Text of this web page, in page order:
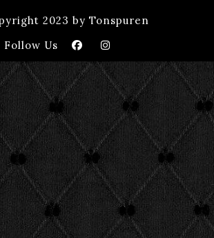
2023 by Tonspuren
Follow Us